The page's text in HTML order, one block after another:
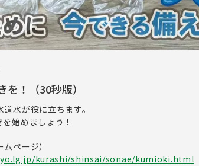
！（30秒版）
水が役に立ちます。
始めましょう！
ページ）
kurashi/shinsai/sonae/kumioki.html